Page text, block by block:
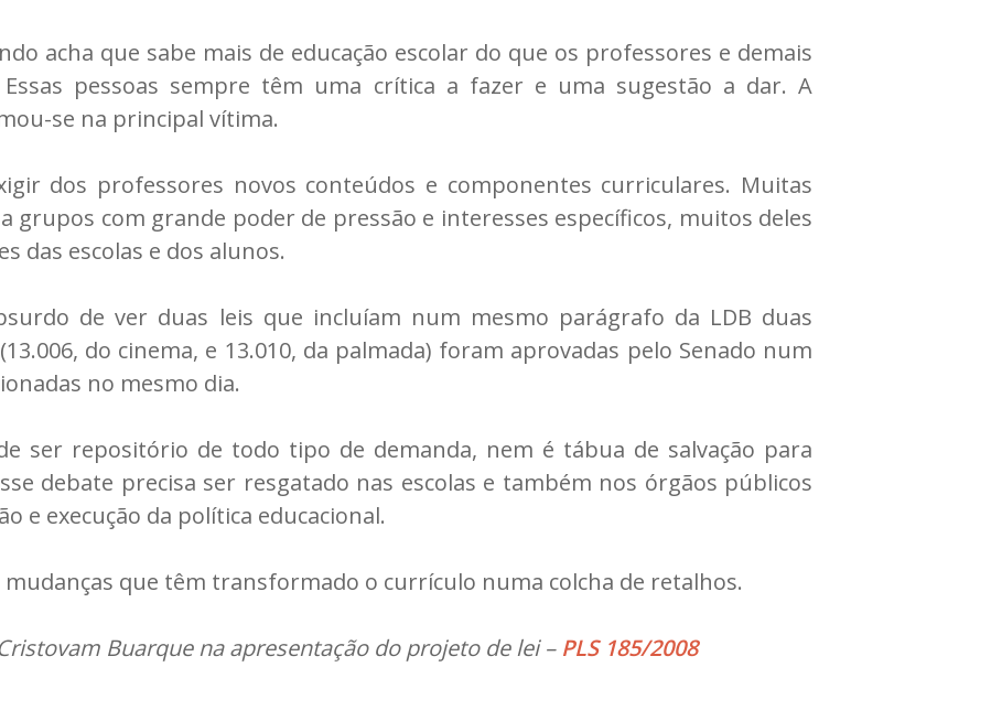
acha que sabe mais de educação escolar do que os professores e demais
Essas pessoas sempre têm uma crítica a fazer e uma sugestão a dar. A
se na principal vítima.
dos professores novos conteúdos e componentes curriculares. Muitas
grupos com grande poder de pressão e interesses específicos, muitos deles
das escolas e dos alunos.
de ver duas leis que incluíam num mesmo parágrafo da LDB duas
do cinema, e 13.010, da palmada) foram aprovadas pelo Senado num
no mesmo dia.
ser repositório de todo tipo de demanda, nem é tábua de salvação para
debate precisa ser resgatado nas escolas e também nos órgãos públicos
e execução da política educacional.
mudanças que têm transformado o currículo numa colcha de retalhos.
Buarque na apresentação do projeto de lei – PLS 185/2008